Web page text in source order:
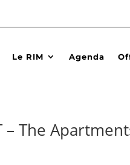
Le RIM Agenda
– The